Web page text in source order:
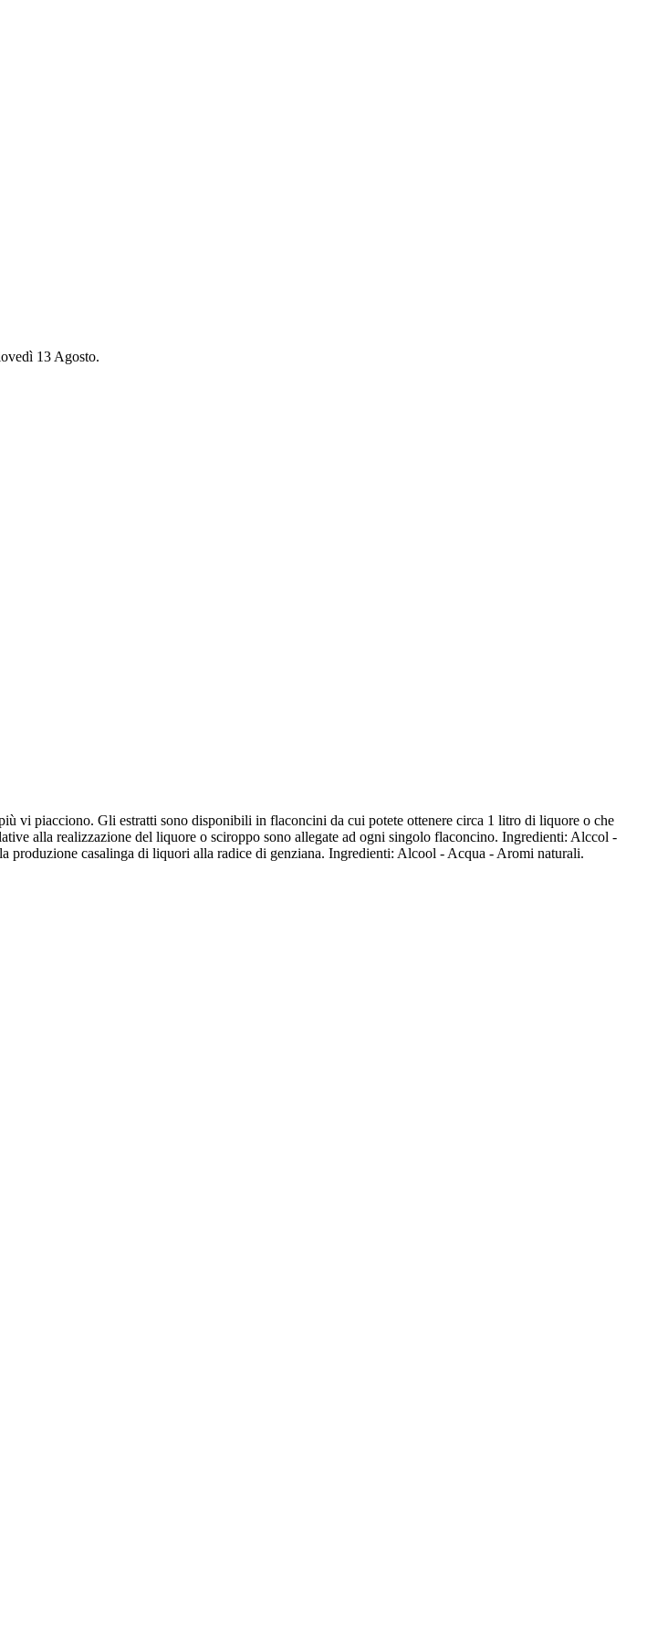
13 Agosto.
vi piacciono. Gli estratti sono disponibili in flaconcini da cui potete ottenere circa 1 litro di liquore o che
alla realizzazione del liquore o sciroppo sono allegate ad ogni singolo flaconcino. Ingredienti: Alccol -
produzione casalinga di liquori alla radice di genziana. Ingredienti: Alcool - Acqua - Aromi naturali.
15 flaconcini